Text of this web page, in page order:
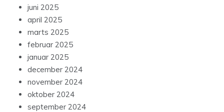
juni 2025
april 2025
marts 2025
februar 2025
januar 2025
december 2024
november 2024
oktober 2024
september 2024